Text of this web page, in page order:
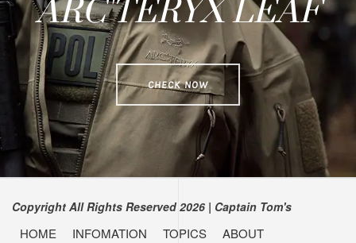
ARC'TERYX LEAF
CHECK NOW
Copyright All Rights Reserved 2026 | Captain Tom's
HOME INFOMATION TOPICS ABOUT